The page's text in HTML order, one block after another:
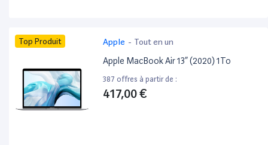
Top Produit Apple - Tout en un
Apple MacBook Air 13” (2020) 1To
387 offres à partir de :
417,00 €